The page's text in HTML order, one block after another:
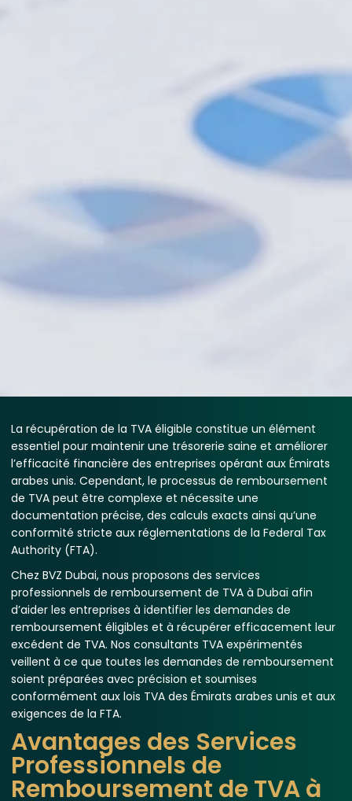
La récupération de la TVA éligible constitue un élément
essentiel pour maintenir une trésorerie saine et améliorer
l’efficacité financière des entreprises opérant aux Émirats
arabes unis. Cependant, le processus de remboursement
de TVA peut être complexe et nécessite une
documentation précise, des calculs exacts ainsi qu’une
conformité stricte aux réglementations de la Federal Tax
Authority (FTA).
Chez BVZ Dubai, nous proposons des services
professionnels de remboursement de TVA à Dubaï afin
d’aider les entreprises à identifier les demandes de
remboursement éligibles et à récupérer efficacement leur
excédent de TVA. Nos consultants TVA expérimentés
veillent à ce que toutes les demandes de remboursement
soient préparées avec précision et soumises
conformément aux lois TVA des Émirats arabes unis et aux
exigences de la FTA.
Avantages des Services
Professionnels de
Remboursement de TVA à